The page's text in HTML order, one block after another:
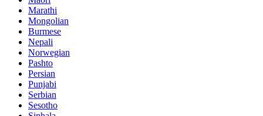
Marathi
Mongolian
Burmese
Nepali
Norwegian
Pashto
Persian
Punjabi
Serbian
Sesotho